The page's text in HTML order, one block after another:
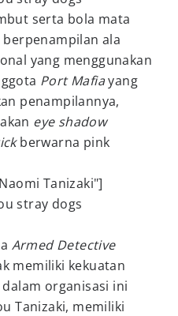
serta bola mata
ala
yang menggunakan
Port Mafiayang
penampilannya,
eye shadow
berwarna pink
Tanizaki"]
Armed Detective
memiliki kekuatan
organisasi ini
Tanizaki, memiliki